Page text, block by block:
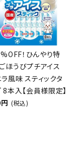
！ひんやり特
ほうびプチアイス
風味 スティックタ
8本入【会員様限定】
(税込)